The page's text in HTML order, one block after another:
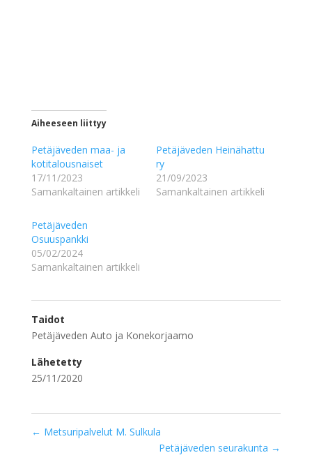
Aiheeseen liittyy
Petäjäveden maa- ja
kotitalousnaiset
17/11/2023
Samankaltainen artikkeli
Petäjäveden Heinähattu
ry
21/09/2023
Samankaltainen artikkeli
Petäjäveden
Osuuspankki
05/02/2024
Samankaltainen artikkeli
Taidot
Petäjäveden Auto ja Konekorjaamo
Lähetetty
25/11/2020
← Metsuripalvelut M. Sulkula
Petäjäveden seurakunta →